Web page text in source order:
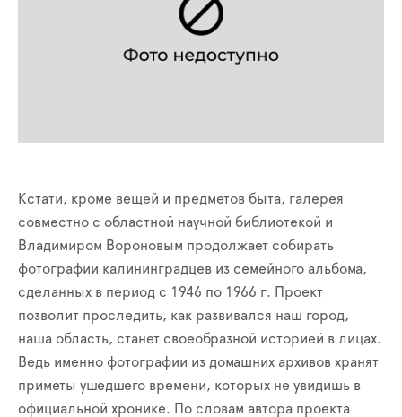
Кстати, кроме вещей и предметов быта, галерея
совместно с областной научной библиотекой и
Владимиром Вороновым продолжает собирать
фотографии калининградцев из семейного альбома,
сделанных в период с 1946 по 1966 г. Проект
позволит проследить, как развивался наш город,
наша область, станет своеобразной историей в лицах.
Ведь именно фотографии из домашних архивов хранят
приметы ушедшего времени, которых не увидишь в
официальной хронике. По словам автора проекта